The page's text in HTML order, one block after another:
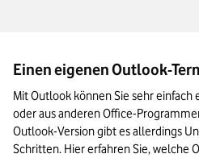
Einen eigenen Outlook-
Mit Outlook können Sie sehr
oder aus anderen Office-
Outlook-Version gibt es allerdings
Schritten. Hier erfahren Sie, welche